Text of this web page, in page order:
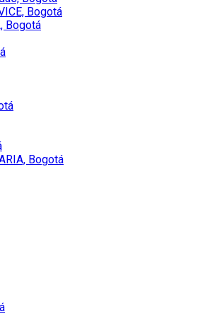
Bogotá
Bogotá
Bogotá